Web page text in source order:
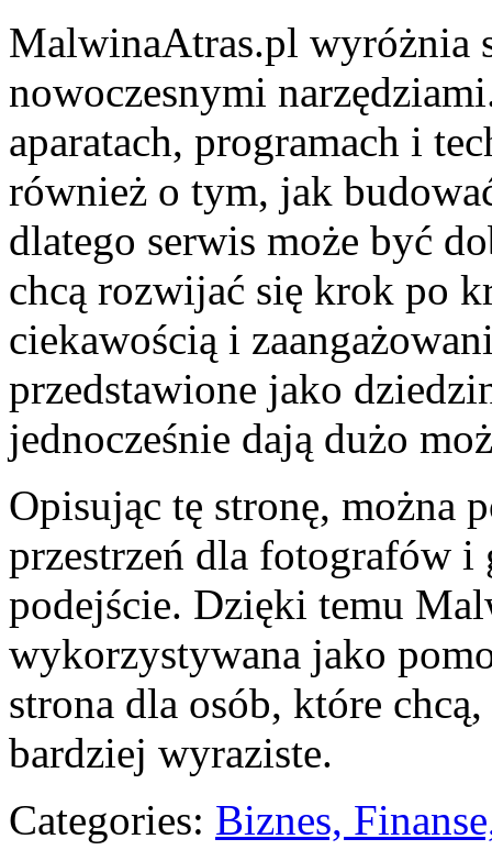
MalwinaAtras.pl wyróżnia
nowoczesnymi
aparatach, programach i
również o tym, jak
dlatego serwis może być
chcą rozwijać się krok po
ciekawością i
przedstawione jako
jednocześnie dają dużo
Opisując tę stronę, można
przestrzeń dla fotografów i
podejście. Dzięki temu
wykorzystywana jako
strona dla osób, które
bardziej wyraziste.
Categories: Biznes,